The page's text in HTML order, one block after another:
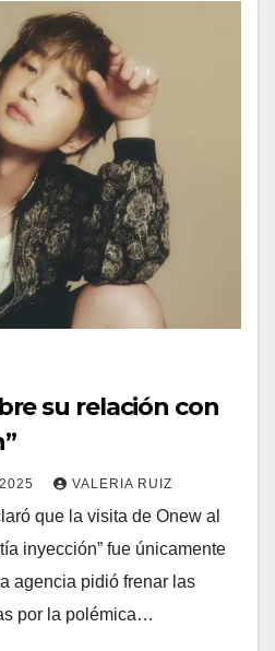
su relación con
VALERIA RUIZ
que la visita de Onew al
inyección” fue únicamente
agencia pidió frenar las
por la polémica…